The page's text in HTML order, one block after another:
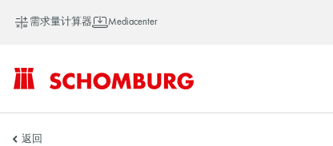
需求量计算器 Mediacenter
SCHOMBURG
返回